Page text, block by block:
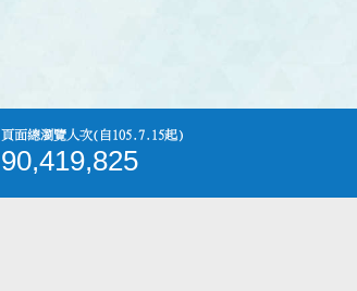
頁面總瀏覽人次(自105.7.15起)
90,419,825